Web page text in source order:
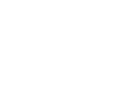
моих персональных данных